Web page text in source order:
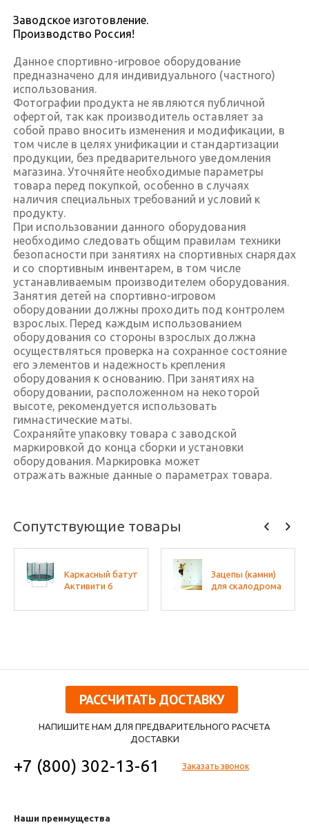
Заводское изготовление.
Производство Россия!
Данное спортивно-игровое оборудование
предназначено для индивидуального (частного)
использования.
Фотографии продукта не являются публичной
офертой, так как производитель оставляет за
собой право вносить изменения и модификации, в
том числе в целях унификации и стандартизации
продукции, без предварительного уведомления
магазина. Уточняйте необходимые параметры
товара перед покупкой, особенно в случаях
наличия специальных требований и условий к
продукту.
При использовании данного оборудования
необходимо следовать общим правилам техники
безопасности при занятиях на спортивных снарядах
и со спортивным инвентарем, в том числе
устанавливаемым производителем оборудования.
Занятия детей на спортивно-игровом
оборудовании должны проходить под контролем
взрослых. Перед каждым использованием
оборудования со стороны взрослых должна
осуществляться проверка на сохранное состояние
его элементов и надежность крепления
оборудования к основанию. При занятиях на
оборудовании, расположенном на некоторой
высоте, рекомендуется использовать
гимнастические маты.
Сохраняйте упаковку товара с заводской
маркировкой до конца сборки и установки
оборудования. Маркировка может
отражать важные данные о параметрах товара.
Сопутствующие товары
Каркасный батут
Активити 6
Зацепы (камни)
для скалодрома
РАССЧИТАТЬ ДОСТАВКУ
НАПИШИТЕ НАМ ДЛЯ ПРЕДВАРИТЕЛЬНОГО РАСЧЕТА
ДОСТАВКИ
+7 (800) 302-13-61 Заказать звонок
Наши преимущества